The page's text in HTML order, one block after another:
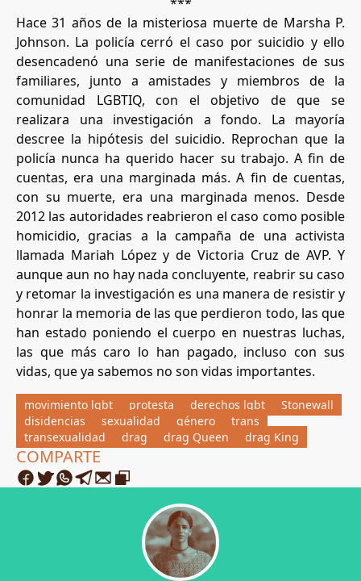
Hace 31 años de la misteriosa muerte de Marsha P.
Johnson. La policía cerró el caso por suicidio y ello
desencadenó una serie de manifestaciones de sus
familiares, junto a amistades y miembros de la
comunidad LGBTIQ, con el objetivo de que se
realizara una investigación a fondo. La mayoría
descree la hipótesis del suicidio. Reprochan que la
policía nunca ha querido hacer su trabajo. A fin de
cuentas, era una marginada más. A fin de cuentas,
con su muerte, era una marginada menos. Desde
2012 las autoridades reabrieron el caso como posible
homicidio, gracias a la campaña de una activista
llamada Mariah López y de Victoria Cruz de AVP. Y
aunque aun no hay nada concluyente, reabrir su caso
y retomar la investigación es una manera de resistir y
honrar la memoria de las que perdieron todo, las que
han estado poniendo el cuerpo en nuestras luchas,
las que más caro lo han pagado, incluso con sus
vidas, que ya sabemos no son vidas importantes.
movimiento lgbt protesta derechos lgbt
Stonewall
disidencias
sexualidad género
trans
transexualidad
drag drag Queen drag King
COMPARTE